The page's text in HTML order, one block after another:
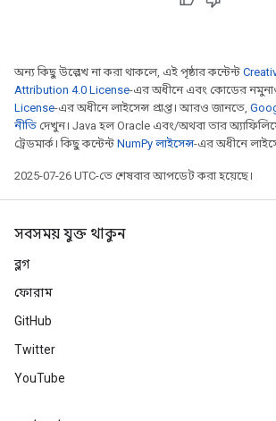
অন্য কিছু উল্লেখ না করা থাকলে, এই পৃষ্ঠার কন্টেন্ট
Attribution 4.0 License-এর অধীনে এবং কোডের
License-এর অধীনে লাইসেন্স প্রাপ্ত। আরও জানতে,
নীতি দেখুন। Java হল Oracle এবং/অথবা তার
ট্রেডমার্ক। কিছু কন্টেন্ট NumPy লাইসেন্স-এর অধীনে
2025-07-26 UTC-তে শেষবার আপডেট করা হয়েছে।
সবসময় যুক্ত থাকুন
ব্লগ
ফোরাম
GitHub
Twitter
YouTube